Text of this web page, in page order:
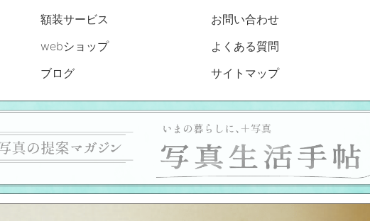
額装サービス
webショップ
ブログ
お問い合わせ
よくある質問
サイトマップ